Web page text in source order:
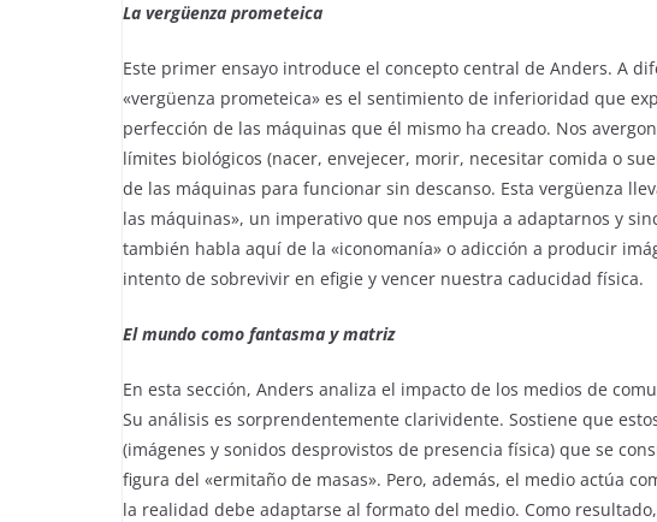
La vergüenza prometeica
Este primer ensayo introduce el concepto central de Anders. A
«vergüenza prometeica» es el sentimiento de inferioridad que
perfección de las máquinas que él mismo ha creado. Nos
límites biológicos (nacer, envejecer, morir, necesitar comida o
de las máquinas para funcionar sin descanso. Esta vergüenza
las máquinas», un imperativo que nos empuja a adaptarnos y
también habla aquí de la «iconomanía» o adicción a producir
intento de sobrevivir en efigie y vencer nuestra caducidad física.
El mundo como fantasma y matriz
En esta sección, Anders analiza el impacto de los medios de
Su análisis es sorprendentemente clarividente. Sostiene que
(imágenes y sonidos desprovistos de presencia física) que se
figura del «ermitaño de masas». Pero, además, el medio actúa
la realidad debe adaptarse al formato del medio. Como